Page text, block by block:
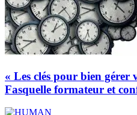
« Les clés pour bien gérer
Fasquelle formateur et